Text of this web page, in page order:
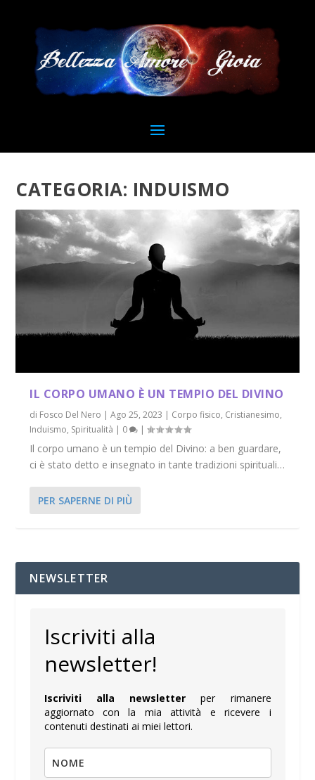
CATEGORIA: INDUISMO
IL CORPO UMANO È UN TEMPIO DEL DIVINO
di Fosco Del Nero |Ago 25, 2023 | Corpo fisico, Cristianesimo,
Induismo, Spiritualità | 0 |
Il corpo umano è un tempio del Divino: a ben guardare,
ci è stato detto e insegnato in tante tradizioni spirituali…
PER SAPERNE DI PIÙ
NEWSLETTER
Iscriviti alla
newsletter!
Iscriviti alla newsletter per rimanere
aggiornato con la mia attività e ricevere i
contenuti destinati ai miei lettori.